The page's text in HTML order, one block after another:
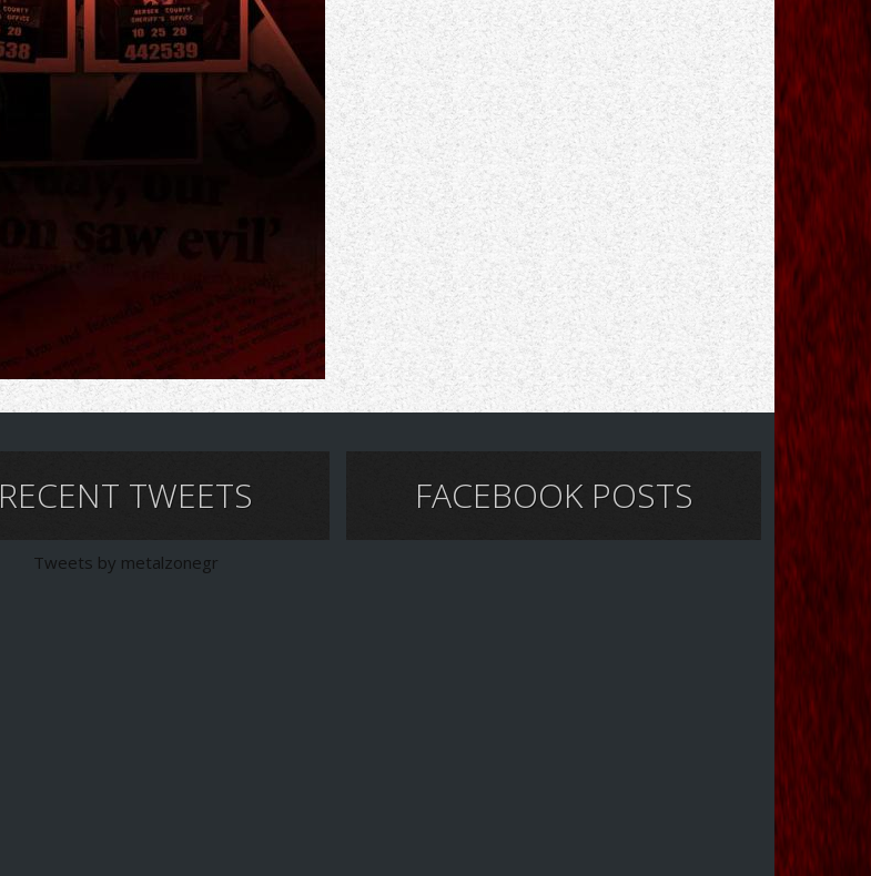
RECENT TWEETS
Tweets by metalzonegr
FACEBOOK POSTS